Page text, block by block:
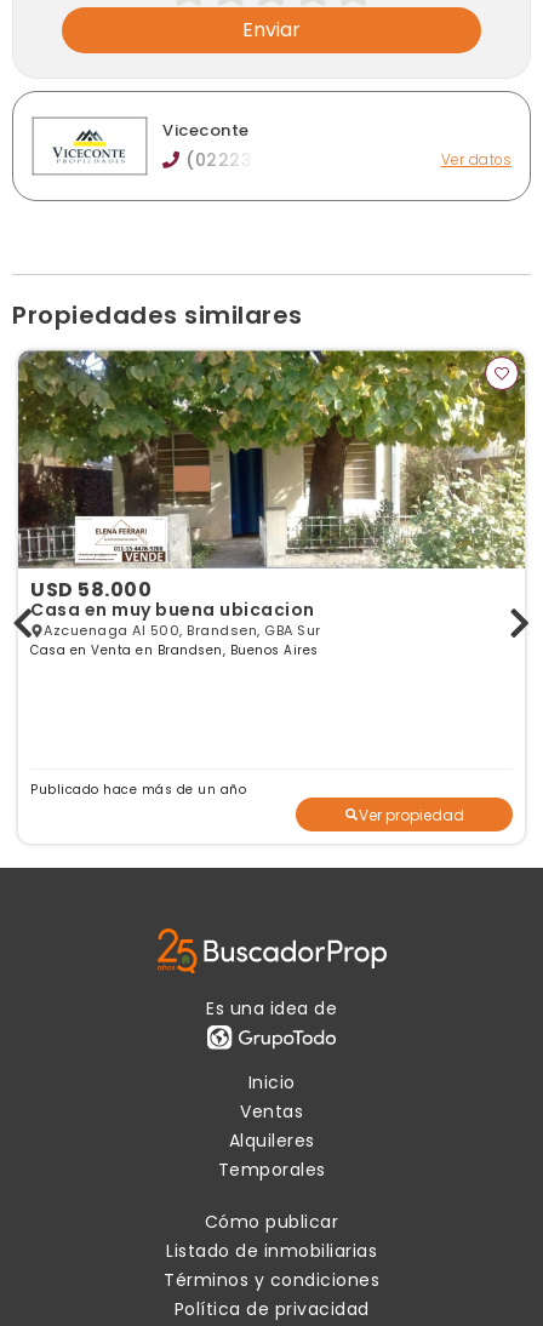
Enviar
Viceconte
(02223) Ver datos
Ver publicaciones de la inmobiliaria
Propiedades similares
USD 58.000
Casa en muy buena ubicacion
Azcuenaga Al 500, Brandsen, GBA Sur
Casa en Venta en Brandsen, Buenos Aires
Publicado hace más de un año
Ver propiedad
Es una idea de
Inicio
Ventas
Alquileres
Temporales
Cómo publicar
Listado de inmobiliarias
Términos y condiciones
Política de privacidad